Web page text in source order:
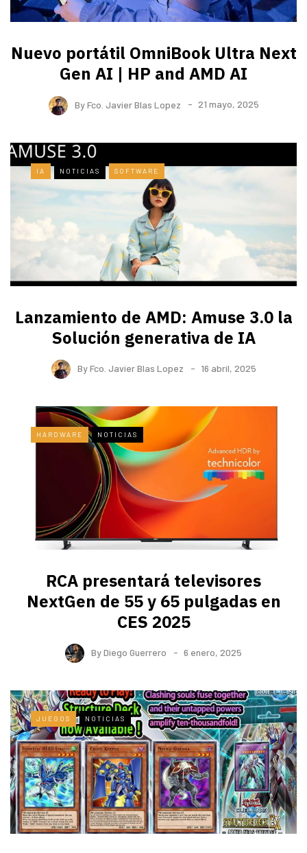
Nuevo portátil OmniBook Ultra ​Next
Gen AI | HP and AMD AI
ByFco. Javier Blas Lopez 21 mayo, 2025
IA NOTICIAS SOFTWARE
Lanzamiento de AMD: Amuse 3.0 la
Solución generativa de IA
ByFco. Javier Blas Lopez 16 abril, 2025
HARDWARE NOTICIAS
RCA presentará televisores
NextGen de 55 y 65 pulgadas en
CES 2025
ByDiego Guerrero 6 enero, 2025
JUEGOS NOTICIAS